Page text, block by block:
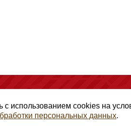
офис 1
1257, копирование и
с использованием cookies на
персональных данных.